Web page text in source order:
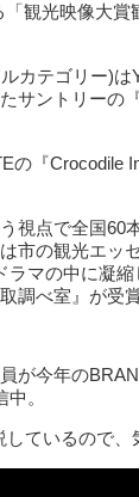
観光映像大賞
カテゴリー)
サントリーの
『Crocodile
視点で全国
市の観光エッ
マの中に凝
調べ室』が受
が今年の
。
ているので